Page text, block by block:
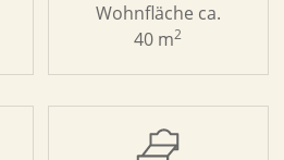
Wohnfläche ca.
40 m2